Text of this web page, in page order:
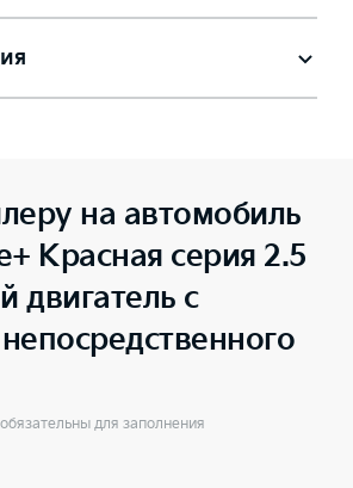
на автомобиль
Красная серия 2.5
двигатель с
для заполнения